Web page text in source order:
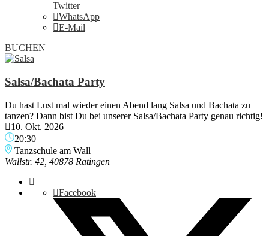
Twitter
WhatsApp
E-Mail
BUCHEN
Salsa/Bachata Party
Du hast Lust mal wieder einen Abend lang Salsa und Bachata zu
tanzen? Dann bist Du bei unserer Salsa/Bachata Party genau richtig!
10. Okt. 2026
20:30
Tanzschule am Wall
Wallstr. 42, 40878 Ratingen
Facebook